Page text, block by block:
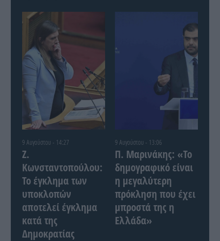
9 Αυγούστου - 14:27
Ζ.
Κωνσταντοπούλου:
Το έγκλημα των
υποκλοπών
αποτελεί έγκλημα
κατά της
Δημοκρατίας
9 Αυγούστου - 13:06
Π. Μαρινάκης: «Το
δημογραφικό είναι
η μεγαλύτερη
πρόκληση που έχει
μπροστά της η
Ελλάδα»